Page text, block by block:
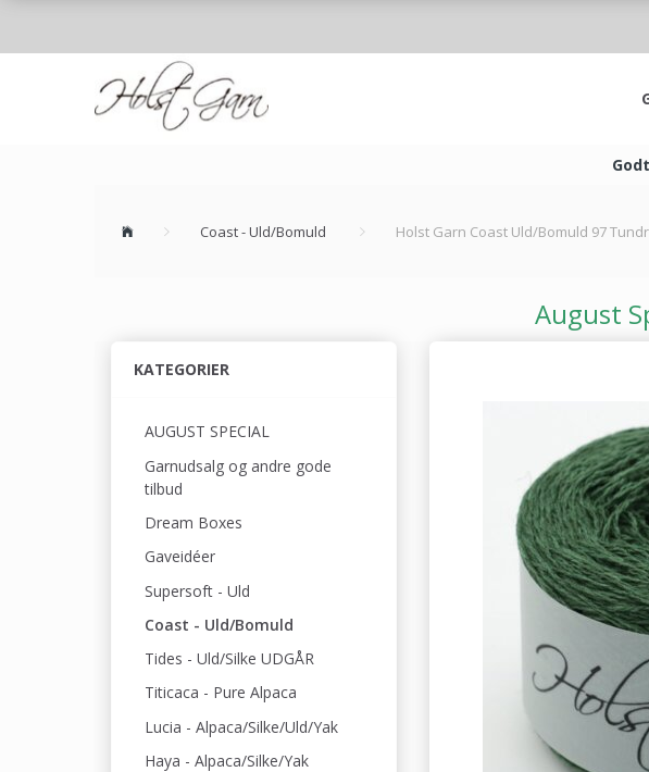
Coast - Uld/Bomuld Holst Garn Coast Uld/Bomuld 97
August
KATEGORIER
AUGUST SPECIAL
Garnudsalg og andre gode
tilbud
Dream Boxes
Gaveidéer
Supersoft - Uld
Coast - Uld/Bomuld
Tides - Uld/Silke UDGÅR
Titicaca - Pure Alpaca
Lucia - Alpaca/Silke/Uld/Yak
Haya - Alpaca/Silke/Yak